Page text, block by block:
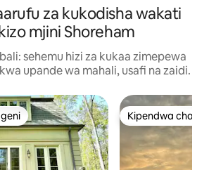
za kukodisha wakati
mjini Shoreham
sehemu hizi za kukaa zimepewa
upande wa mahali, usafi na zaidi.
Kipendwa cha
Kipendwa cha